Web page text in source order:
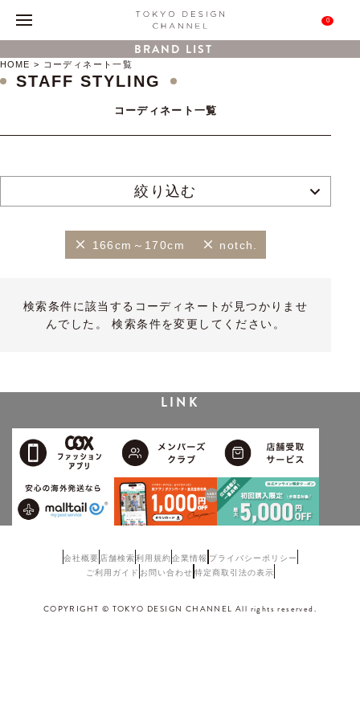
0
BRAND LIST
HOME コーディネート一覧
STAFF STYLING
コーディネート一覧
絞り込む
166cm～170cm notch.
検索条件に該当するコーディネートが見つかりませ
んでした。 検索条件を変更してください。
LINK
会社概要 店舗検索利用規約企業情報 プライバシーポリシー
ご利用ガイド お問い合わせ 特定商取引法の表示
COPYRIGHT © TOKYO DESIGN CHANNEL All rights reserved.